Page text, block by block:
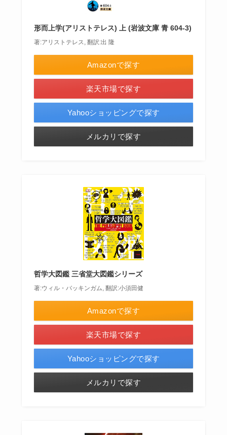
形而上学(アリストテレス) 上 (岩波文庫 青 604-3)
著:アリストテレス, 翻訳:出 隆
Amazonで探す
楽天市場で探す
Yahooショッピングで探す
メルカリで探す
哲学大図鑑 三省堂大図鑑シリーズ
著:ウィル・バッキンガム, 翻訳:小須田健
Amazonで探す
楽天市場で探す
Yahooショッピングで探す
メルカリで探す